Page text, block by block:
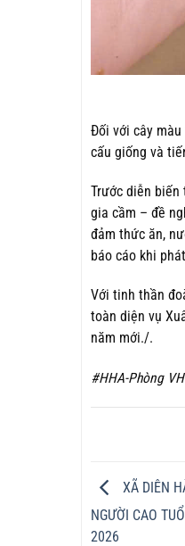
Đối với cây màu
cấu giống và
Trước diễn biến
gia cầm – đề
đảm thức ăn,
báo cáo khi
Với tinh thần
toàn diện vụ
năm mới./.
#HHA-Phòng
XÃ DIÊN
NGƯỜI CAO
2026